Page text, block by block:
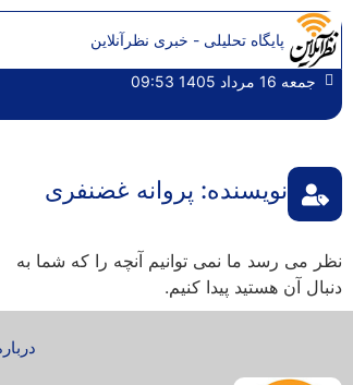
پایگاه تحلیلی - خبری نظرآنلاین
جمعه 16 مرداد 1405 09:53
نویسنده: پروانه غضنفری
نظر می رسد ما نمی توانیم آنچه را که شما به
دنبال آن هستید پیدا کنیم.